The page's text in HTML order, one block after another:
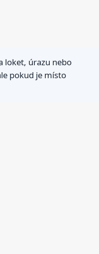
loket, úrazu nebo
pokud je místo